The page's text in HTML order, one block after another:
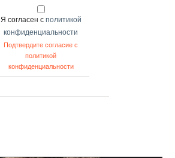
Я согласен с политикой
конфиденциальности
Подтвердите согласие с
политикой
конфиденциальности